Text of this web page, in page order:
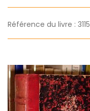
Référence du livre : 3115